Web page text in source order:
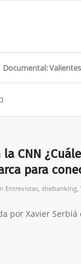
Documental: Valientes
CNN
para
Entrevistas, shebanking,
por Xavier